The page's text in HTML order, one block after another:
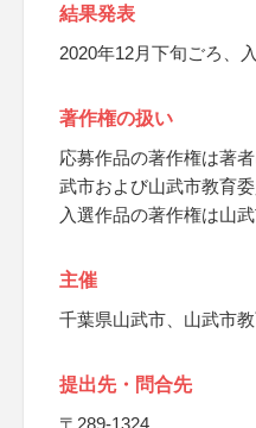
結果発表
2020年12月下旬ごろ、
著作権の扱い
応募作品の著作権は著
武市および山武市教育
入選作品の著作権は山
主催
千葉県山武市、山武市
提出先・問合先
〒289-1324